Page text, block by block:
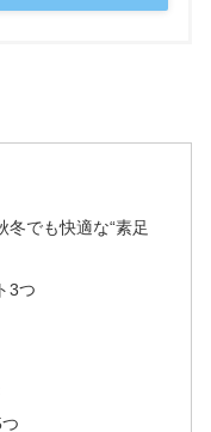
でも快適な“素足
3つ